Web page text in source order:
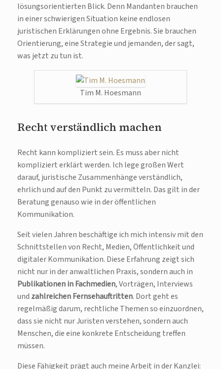
lösungsorientierten Blick. Denn Mandanten brauchen
in einer schwierigen Situation keine endlosen
juristischen Erklärungen ohne Ergebnis. Sie brauchen
Orientierung, eine Strategie und jemanden, der sagt,
was jetzt zu tun ist.
Tim M. Hoesmann
Recht verständlich machen
Recht kann kompliziert sein. Es muss aber nicht
kompliziert erklärt werden. Ich lege großen Wert
darauf, juristische Zusammenhänge verständlich,
ehrlich und auf den Punkt zu vermitteln. Das gilt in der
Beratung genauso wie in der öffentlichen
Kommunikation.
Seit vielen Jahren beschäftige ich mich intensiv mit den
Schnittstellen von Recht, Medien, Öffentlichkeit und
digitaler Kommunikation. Diese Erfahrung zeigt sich
nicht nur in der anwaltlichen Praxis, sondern auch in
Publikationen in Fachmedien, Vorträgen, Interviews
und zahlreichen Fernsehauftritten. Dort geht es
regelmäßig darum, rechtliche Themen so einzuordnen,
dass sie nicht nur Juristen verstehen, sondern auch
Menschen, die eine konkrete Entscheidung treffen
müssen.
Diese Fähigkeit prägt auch meine Arbeit in der Kanzlei: